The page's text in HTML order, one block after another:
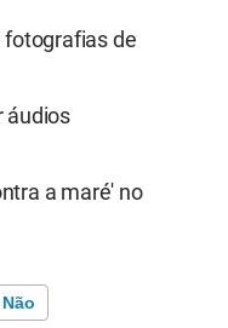
fotografias de
áudios
a maré' no
Não